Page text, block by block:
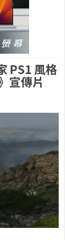
PS1 風格
宣傳片